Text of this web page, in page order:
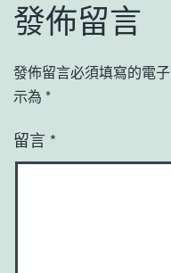
發佈留言
發佈留言必須填寫的電
示為 *
留言 *